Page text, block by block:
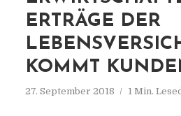
RTRÄGE DER L
OMMT
27. September 2018 1 Min.